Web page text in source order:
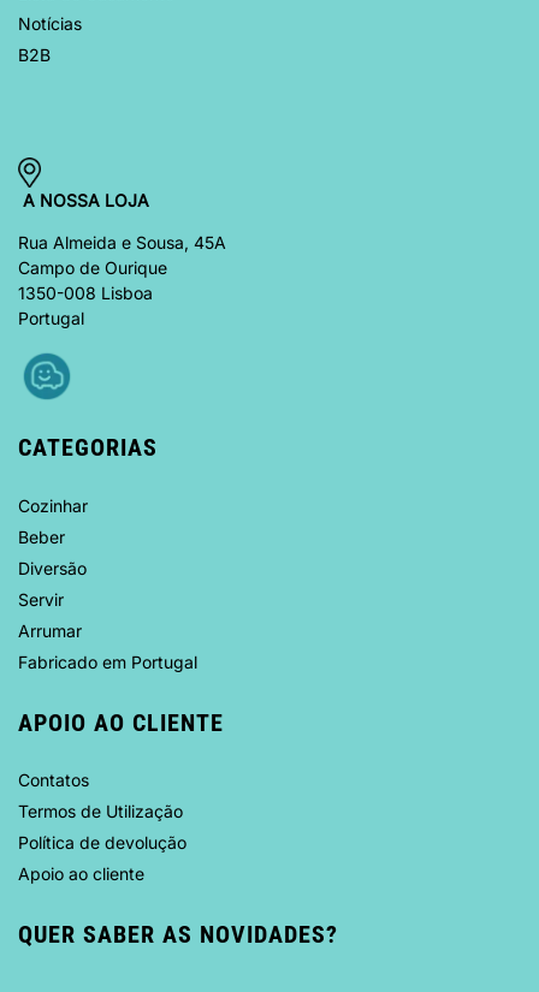
Notícias
B2B
A NOSSA LOJA
Rua Almeida e Sousa, 45A
Campo de Ourique
1350-008 Lisboa
Portugal
CATEGORIAS
Cozinhar
Beber
Diversão
Servir
Arrumar
Fabricado em Portugal
APOIO AO CLIENTE
Contatos
Termos de Utilização
Política de devolução
Apoio ao cliente
QUER SABER AS NOVIDADES?